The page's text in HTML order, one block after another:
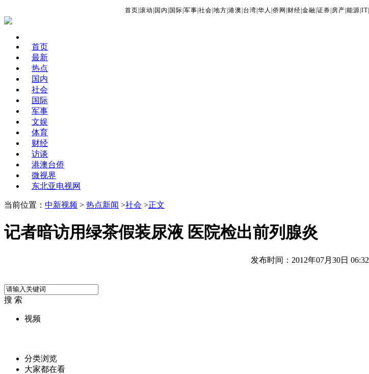
首页 滚动 国内 国际 军事 社会 地方 港澳 台湾 华人 侨网 财经 金融 证券 房产 能源 IT|
首页
最新
热点
国内
社会
国际
军事
文娱
体育
财经
访谈
港澳台侨
微视界
东北亚电视网
当前位置： 中新视频 > 热点新闻 >社会 >正文
记者暗访用绿茶假装尿液 医院检出前列腺炎
发布时间：2012年07月30日 06:32
搜 索
视频
分类浏览
大家都在看